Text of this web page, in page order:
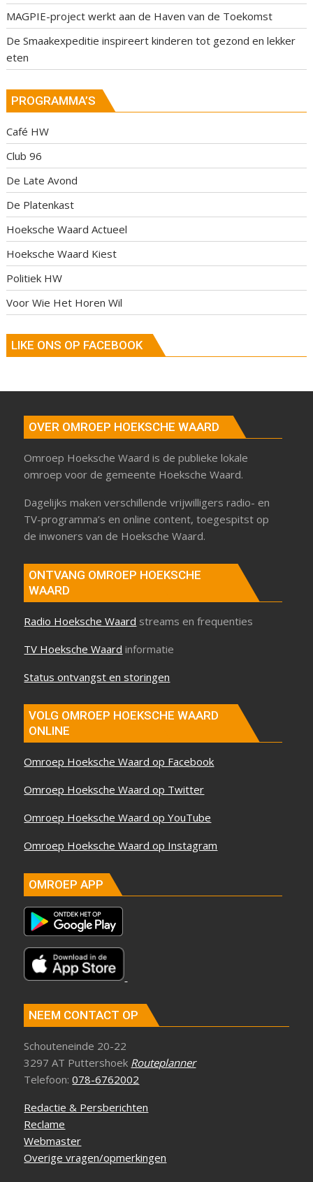
MAGPIE-project werkt aan de Haven van de Toekomst
De Smaakexpeditie inspireert kinderen tot gezond en lekker
eten
PROGRAMMA’S
Café HW
Club 96
De Late Avond
De Platenkast
Hoeksche Waard Actueel
Hoeksche Waard Kiest
Politiek HW
Voor Wie Het Horen Wil
LIKE ONS OP FACEBOOK
OVER OMROEP HOEKSCHE WAARD
Omroep Hoeksche Waard is de publieke lokale
omroep voor de gemeente Hoeksche Waard.
Dagelijks maken verschillende vrijwilligers radio- en
TV-programma’s en online content, toegespitst op
de inwoners van de Hoeksche Waard.
ONTVANG OMROEP HOEKSCHE
WAARD
Radio Hoeksche Waard streams en frequenties
TV Hoeksche Waard informatie
Status ontvangst en storingen
VOLG OMROEP HOEKSCHE WAARD
ONLINE
Omroep Hoeksche Waard op Facebook
Omroep Hoeksche Waard op Twitter
Omroep Hoeksche Waard op YouTube
Omroep Hoeksche Waard op Instagram
OMROEP APP
NEEM CONTACT OP
Schouteneinde 20-22
3297 AT Puttershoek Routeplanner
Telefoon:078-6762002
Redactie & Persberichten
Reclame
Webmaster
Overige vragen/opmerkingen